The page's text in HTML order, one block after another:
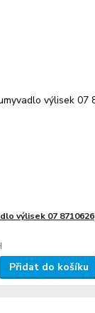
výlisek 07 8710626
Přidat do košíku